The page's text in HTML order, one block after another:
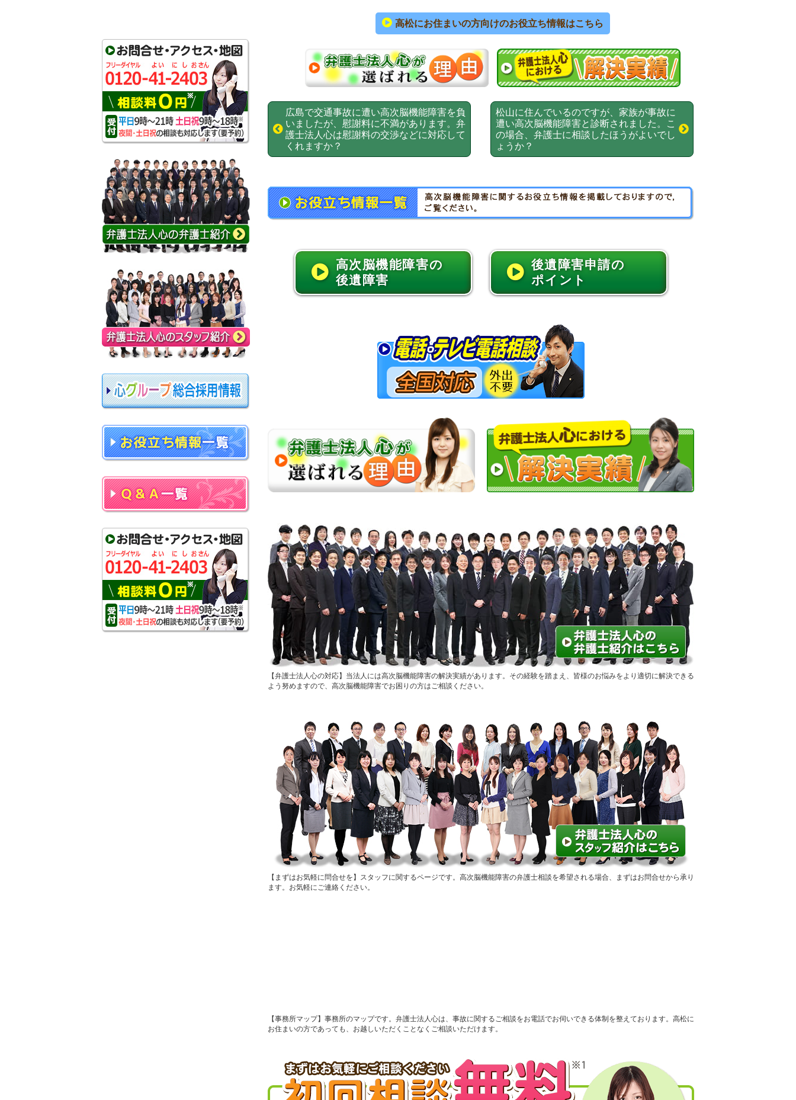
高松にお住まいの方向けのお役立ち情報はこちら
広島で交通事故に遭い高次脳機能障害を負
いましたが、慰謝料に不満があります。弁
護士法人心は慰謝料の交渉などに対応して
くれますか？
松山に住んでいるのですが、家族が事故に
遭い高次脳機能障害と診断されました。こ
の場合、弁護士に相談したほうがよいでし
ょうか？
高次脳機能障害の
後遺障害
後遺障害申請の
ポイント
弁護士法人心の対応
当法人には高次脳機能障害の解決実績があります。その経験を踏まえ、皆様のお悩みをより適切に解決できる
よう努めますので、高次脳機能障害でお困りの方はご相談ください。
まずはお気軽に問合せを
スタッフに関するページです。高次脳機能障害の弁護士相談を希望される場合、まずはお問合せから承り
ます。お気軽にご連絡ください。
事務所マップ
事務所のマップです。弁護士法人心は、事故に関するご相談をお電話でお伺いできる体制を整えております。高松に
お住まいの方であっても、お越しいただくことなくご相談いただけます。